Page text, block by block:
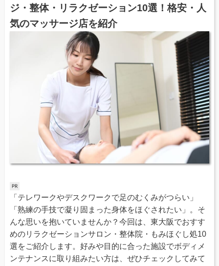
ジ・整体・リラクゼーション10選！格安・人
気のマッサージ店を紹介
「テレワークやデスクワークで足のむくみがつらい」
「熟練の手技で凝り固まった身体をほぐされたい」。そ
んな思いを抱いていませんか？今回は、東大阪でおすす
めのリラクゼーションサロン・整体院・もみほぐし処10
選をご紹介します。好みや目的に合った施設でボディメ
ンテナンスに取り組みたい方は、ぜひチェックしてみて